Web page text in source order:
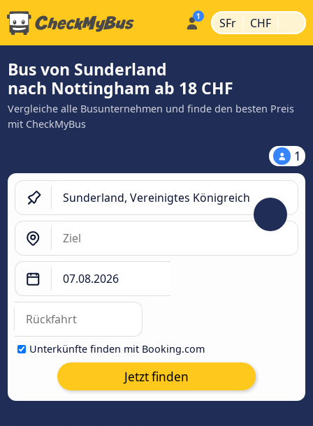
SFr | CHF |
Bus von Sunderland
nach Nottingham ab 18 CHF
Vergleiche alle Busunternehmen und finde den besten Preis
mit CheckMyBus
1
Unterkünfte finden mit Booking.com
Jetzt finden